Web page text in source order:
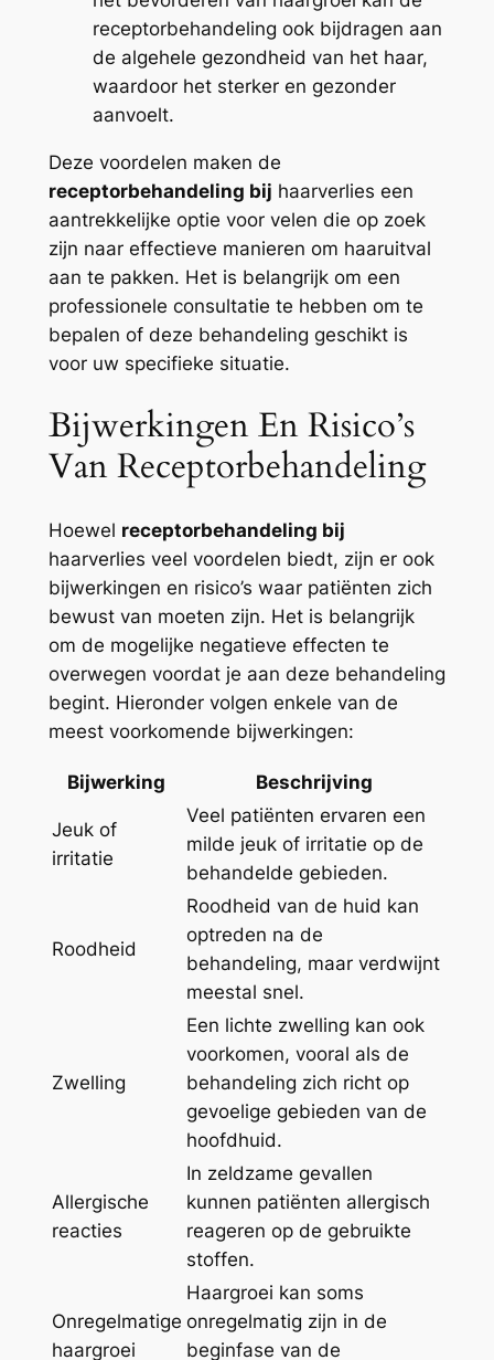
receptorbehandeling ook bijdragen aan
de algehele gezondheid van het haar,
waardoor het sterker en gezonder
aanvoelt.
Deze voordelen maken de
receptorbehandeling bij haarverlies een
aantrekkelijke optie voor velen die op zoek
zijn naar effectieve manieren om haaruitval
aan te pakken. Het is belangrijk om een
professionele consultatie te hebben om te
bepalen of deze behandeling geschikt is
voor uw specifieke situatie.
Bijwerkingen En Risico’s
Van Receptorbehandeling
Hoewel receptorbehandeling bij
haarverlies veel voordelen biedt, zijn er ook
bijwerkingen en risico’s waar patiënten zich
bewust van moeten zijn. Het is belangrijk
om de mogelijke negatieve effecten te
overwegen voordat je aan deze behandeling
begint. Hieronder volgen enkele van de
meest voorkomende bijwerkingen:
Bijwerking Beschrijving
Jeuk of
irritatie
Veel patiënten ervaren een
milde jeuk of irritatie op de
behandelde gebieden.
Roodheid
Roodheid van de huid kan
optreden na de
behandeling, maar verdwijnt
meestal snel.
Zwelling
Een lichte zwelling kan ook
voorkomen, vooral als de
behandeling zich richt op
gevoelige gebieden van de
hoofdhuid.
Allergische
reacties
In zeldzame gevallen
kunnen patiënten allergisch
reageren op de gebruikte
stoffen.
Onregelmatige
haargroei
Haargroei kan soms
onregelmatig zijn in de
beginfase van de